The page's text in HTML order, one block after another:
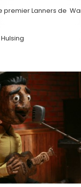
premier Lanners de